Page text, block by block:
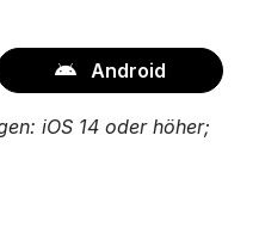
Android
iOS 14 oder höher;